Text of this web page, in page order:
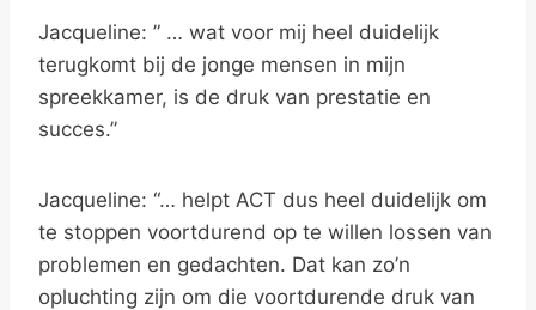
Jacqueline: ” … wat voor mij heel duidelijk
terugkomt bij de jonge mensen in mijn
spreekkamer, is de druk van prestatie en
succes.”
Jacqueline: “… helpt ACT dus heel duidelijk om
te stoppen voortdurend op te willen lossen van
problemen en gedachten. Dat kan zo’n
opluchting zijn om die voortdurende druk van